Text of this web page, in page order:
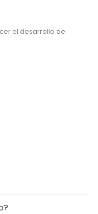
el desarrollo de: